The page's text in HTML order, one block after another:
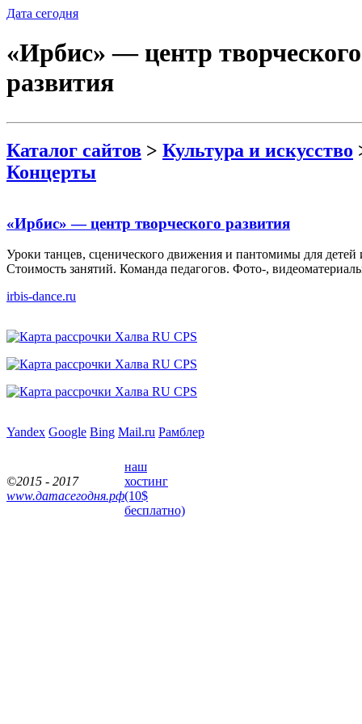
Дата сегодня
«Ирбис» — центр творческого
развития
Каталог сайтов > Культура и искусство
Концерты
«Ирбис» — центр творческого развития
Уроки танцев, сценического движения и пантомимы для детей
Стоимость занятий. Команда педагогов. Фото-,
irbis-dance.ru
Yandex Google Bing Mail.ru Рамблер
©2015 - 2017
www.датасегодня.рф
наш
хостинг
(10$
бесплатно)